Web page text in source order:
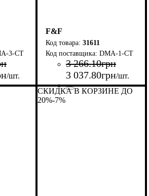
3-CT
/шт.
F&F
31611
DMA-1-CT
3 266.10грн
3 037.80грн/шт.
Страна-производитель:
Польша
Серия: DMA
Количество фаз: 1
СКИДКА В КОРЗИНЕ ДО
20%-7%